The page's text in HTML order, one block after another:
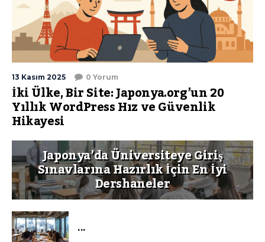
13 Kasım 2025 0 Yorum
İki Ülke, Bir Site: Japonya.org’un 20
Yıllık WordPress Hız ve Güvenlik
Hikayesi
Japonya’da Üniversiteye Giriş
Sınavlarına Hazırlık İçin En İyi
Dershaneler
...